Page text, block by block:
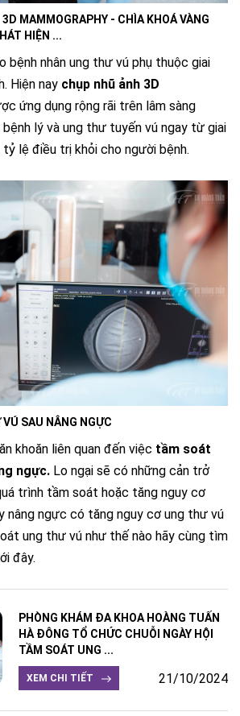
MAMMOGRAPHY - CHÌA KHOÁ VÀNG
HIỆN ...
bệnh nhân ung thư vú phụ thuộc giai
Hiện nay chụp nhũ ảnh 3D
ứng dụng rộng rãi trên lâm sàng
lý và ung thư tuyến vú ngay từ giai
tỷ lệ điều trị khỏi cho người bệnh.
SAU NÂNG NGỰC
khoăn liên quan đến việc tầm soát
ngực. Lo ngại sẽ có những cản trở
trình tầm soát hoặc tăng nguy cơ
nâng ngực có tăng nguy cơ ung thư vú
ung thư vú như thế nào hãy cùng tìm
đây.
PHÒNG KHÁM ĐA KHOA HOÀNG TUẤN
HÀ ĐÔNG TỔ CHỨC CHUỖI NGÀY HỘI
TẦM SOÁT UNG ...
XEM CHI TIẾT 21/10/2024